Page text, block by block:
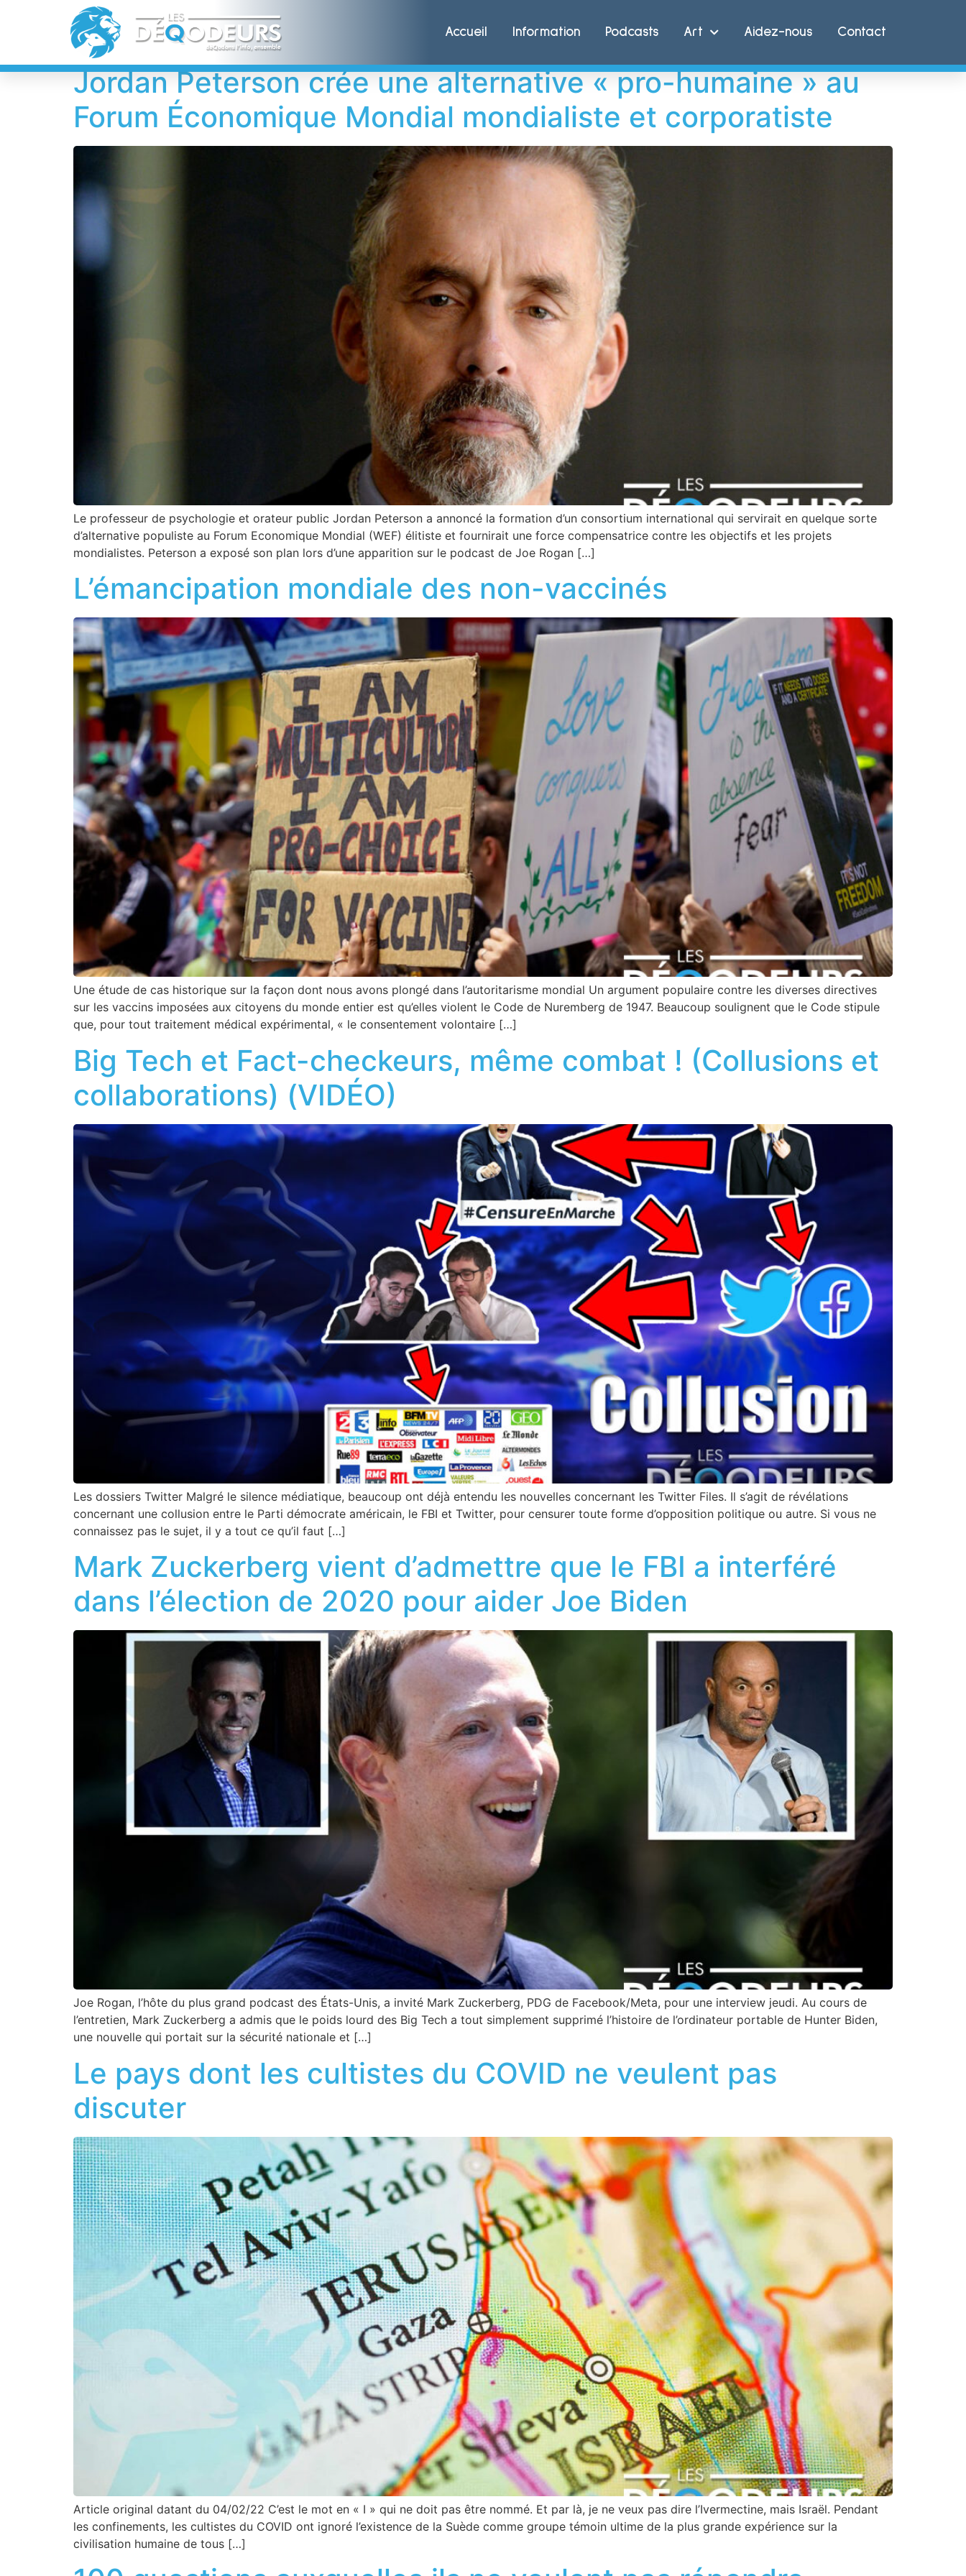
Accueil Information Podcasts Art Aidez-nous Contact
Étiquette :Joe Rogan
Jordan Peterson crée une alternative « pro-humaine » au
Forum Économique Mondial mondialiste et corporatiste
Le professeur de psychologie et orateur public Jordan Peterson a annoncé la formation d’un consortium international qui servirait en quelque sorte
d’alternative populiste au Forum Economique Mondial (WEF) élitiste et fournirait une force compensatrice contre les objectifs et les projets
mondialistes. Peterson a exposé son plan lors d’une apparition sur le podcast de Joe Rogan […]
L’émancipation mondiale des non-vaccinés
Une étude de cas historique sur la façon dont nous avons plongé dans l’autoritarisme mondial Un argument populaire contre les diverses directives
sur les vaccins imposées aux citoyens du monde entier est qu’elles violent le Code de Nuremberg de 1947. Beaucoup soulignent que le Code stipule
que, pour tout traitement médical expérimental, « le consentement volontaire […]
Big Tech et Fact-checkeurs, même combat ! (Collusions et
collaborations) (VIDÉO)
Les dossiers Twitter Malgré le silence médiatique, beaucoup ont déjà entendu les nouvelles concernant les Twitter Files. Il s’agit de révélations
concernant une collusion entre le Parti démocrate américain, le FBI et Twitter, pour censurer toute forme d’opposition politique ou autre. Si vous ne
connaissez pas le sujet, il y a tout ce qu’il faut […]
Mark Zuckerberg vient d’admettre que le FBI a interféré
dans l’élection de 2020 pour aider Joe Biden
Joe Rogan, l’hôte du plus grand podcast des États-Unis, a invité Mark Zuckerberg, PDG de Facebook/Meta, pour une interview jeudi. Au cours de
l’entretien, Mark Zuckerberg a admis que le poids lourd des Big Tech a tout simplement supprimé l’histoire de l’ordinateur portable de Hunter Biden,
une nouvelle qui portait sur la sécurité nationale et […]
Le pays dont les cultistes du COVID ne veulent pas
discuter
Article original datant du 04/02/22 C’est le mot en « I » qui ne doit pas être nommé. Et par là, je ne veux pas dire l’Ivermectine, mais Israël. Pendant
les confinements, les cultistes du COVID ont ignoré l’existence de la Suède comme groupe témoin ultime de la plus grande expérience sur la
civilisation humaine de tous […]